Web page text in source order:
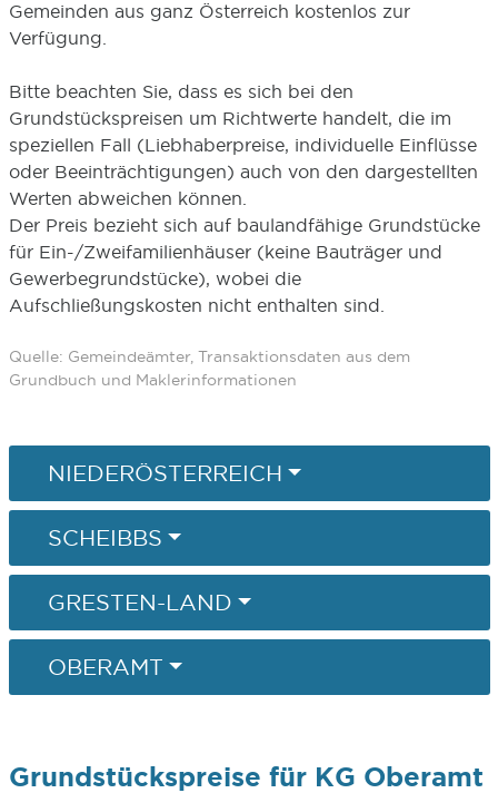
Gemeinden aus ganz Österreich kostenlos zur
Verfügung.
Bitte beachten Sie, dass es sich bei den
Grundstückspreisen um Richtwerte handelt, die im
speziellen Fall (Liebhaberpreise, individuelle Einflüsse
oder Beeinträchtigungen) auch von den dargestellten
Werten abweichen können.
Der Preis bezieht sich auf baulandfähige Grundstücke
für Ein-/Zweifamilienhäuser (keine Bauträger und
Gewerbegrundstücke), wobei die
Aufschließungskosten nicht enthalten sind.
Quelle: Gemeindeämter, Transaktionsdaten aus dem
Grundbuch und Maklerinformationen
NIEDERÖSTERREICH
SCHEIBBS
GRESTEN-LAND
OBERAMT
Grundstückspreise für KG Oberamt